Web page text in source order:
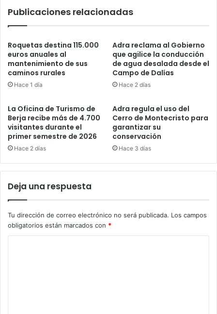
Publicaciones relacionadas
Roquetas destina 115.000
euros anuales al
mantenimiento de sus
caminos rurales
Hace 1 día
Adra reclama al Gobierno
que agilice la conducción
de agua desalada desde el
Campo de Dalías
Hace 2 días
La Oficina de Turismo de
Berja recibe más de 4.700
visitantes durante el
primer semestre de 2026
Hace 2 días
Adra regula el uso del
Cerro de Montecristo para
garantizar su
conservación
Hace 3 días
Deja una respuesta
Tu dirección de correo electrónico no será publicada. Los campos
obligatorios están marcados con *